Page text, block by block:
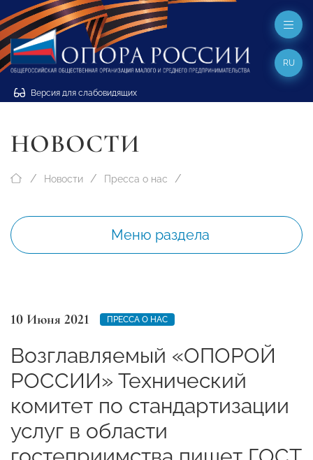
Версия для слабовидящих
RU
НОВОСТИ
Новости Пресса о нас
Меню раздела
10 Июня 2021 ПРЕССА О НАС
Возглавляемый «ОПОРОЙ
РОССИИ» Технический
комитет по стандартизации
услуг в области